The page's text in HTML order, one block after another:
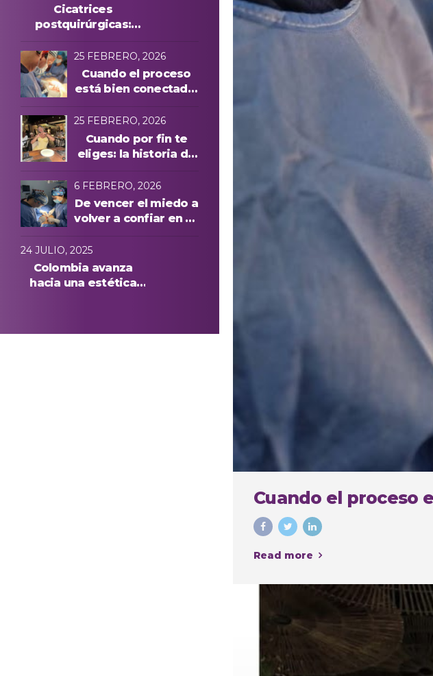
Cicatrices
postquirúrgicas:
protocolos láser
25 FEBRERO, 2026
Cuando el proceso
está bien conectado,
25 FEBRERO, 2026
Cuando por fin te
eliges: la historia de
experiencia cuidada
de principio a fin
6 FEBRERO, 2026
De vencer el miedo a
volver a confiar en su
internacional en
Medellín
24 JULIO, 2025
Colombia avanza
hacia una estética
Cuando el proceso
Read more